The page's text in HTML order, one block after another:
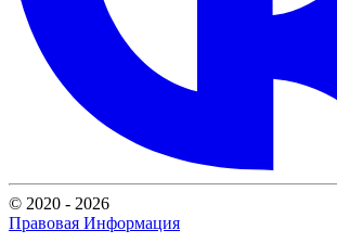
© 2020 - 2026
Правовая Информация